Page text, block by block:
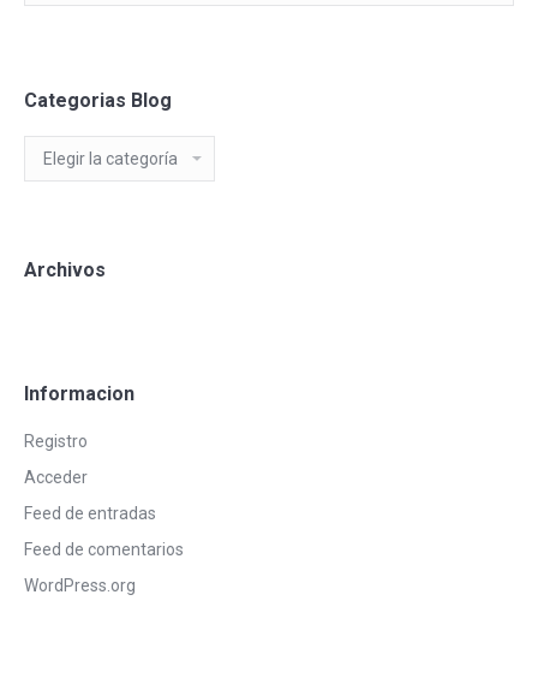
Categorias Blog
Blog
Archivos
Informacion
Registro
Acceder
Feed de entradas
Feed de comentarios
WordPress.org